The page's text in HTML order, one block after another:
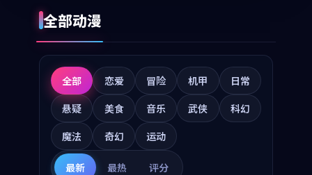
全部动漫
全部 恋爱 冒险 机甲
日常
悬疑
美食 音乐 武侠
科幻
魔法
奇幻 运动
最新 最热 评分